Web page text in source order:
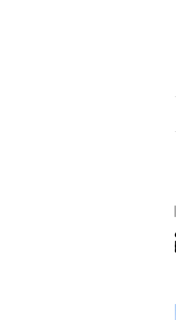
Comprar un piso en
jubilarse sin invertir:
con el premio Gordo